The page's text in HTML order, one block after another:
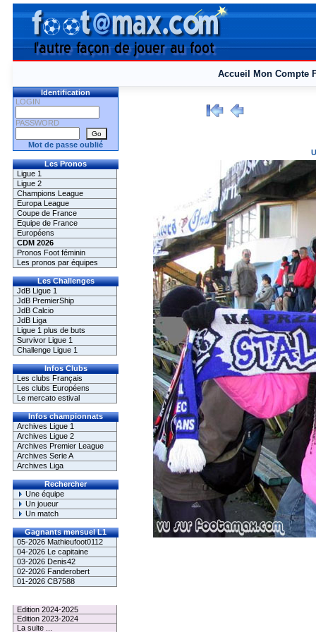
Accueil Mon Compte
Identification
LOGIN
PASSWORD
Mot de passe oublié
Les Pronos
Ligue 1
Ligue 2
Champions League
Europa League
Coupe de France
Equipe de France
Européens
CDM 2026
Pronos Foot féminin
Les pronos par équipes
Les Challenges
JdB Ligue 1
JdB PremierShip
JdB Calcio
JdB Liga
Ligue 1 plus de buts
Survivor Ligue 1
Challenge Ligue 1
Infos Clubs
Les clubs Français
Les clubs Européens
Le mercato estival
Infos championnats
Archives Ligue 1
Archives Ligue 2
Archives Premier League
Archives Serie A
Archives Liga
Rechercher
Une équipe
Un joueur
Un match
Gagnants mensuel L1
05-2026 Mathieufoot0112
04-2026 Le capitaine
03-2026 Denis42
02-2026 Fanderobert
01-2026 CB7588
Edition 2024-2025
Edition 2023-2024
La suite ...